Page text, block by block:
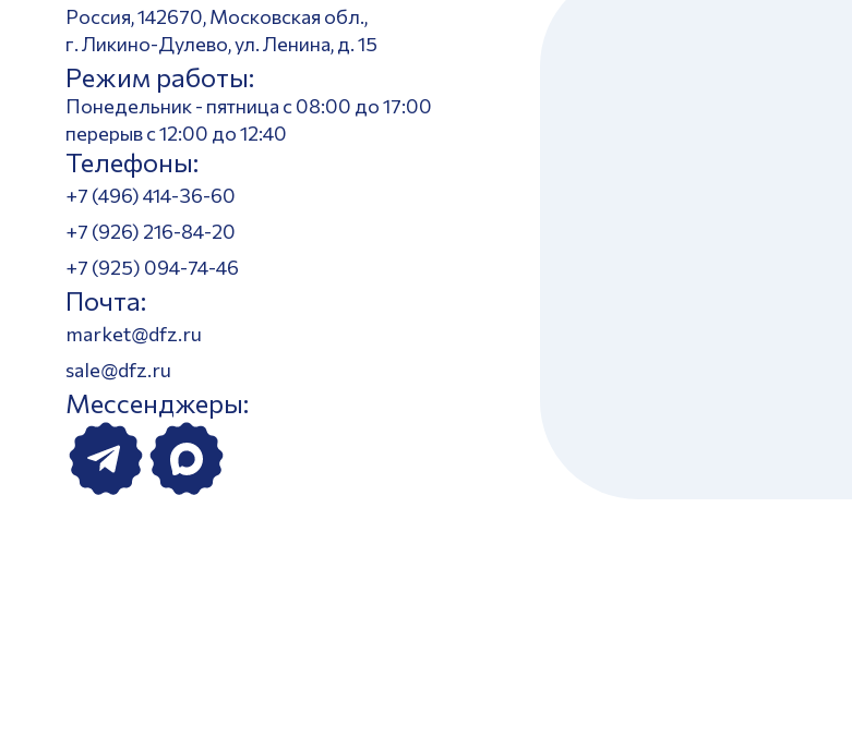
Россия, 142670, Московская обл.,
г. Ликино-Дулево, ул. Ленина, д. 15
Режим работы:
Понедельник - пятница с 08:00 до 17:00
перерыв с 12:00 до 12:40
Телефоны:
+7 (496) 414-36-60
+7 (926) 216-84-20
+7 (925) 094-74-46
Почта:
market@dfz.ru
sale@dfz.ru
Мессенджеры: